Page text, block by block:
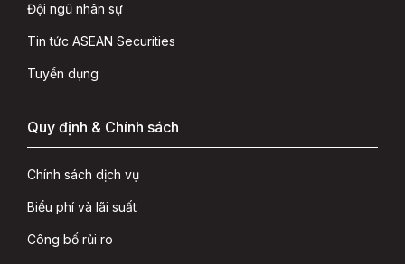
Đội ngũ nhân sự
Tin tức ASEAN Securities
Tuyển dụng
Quy định & Chính sách
Chính sách dịch vụ
Biểu phí và lãi suất
Công bố rủi ro